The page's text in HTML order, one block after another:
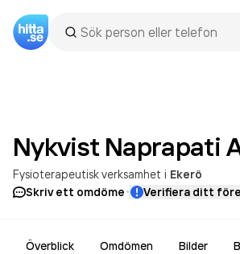
Nykvist Naprapati
Fysioterapeutisk verksamhet i Ekerö
Skriv ett omdöme· Verifiera ditt
Överblick Omdömen Bilder